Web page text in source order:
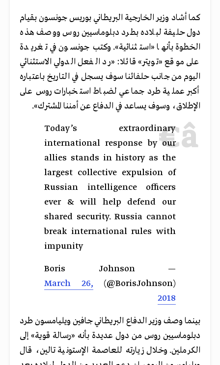
كما أشاد وزير الخارجية البريطاني بوريس جونسون بقيام
دول حليفة لبلاده بطرد دبلوماسيين روس ووصف هذه
الخطوة بأنها «استثنائية». وكتب جونسون في تغريدة
على موقع «تويتر» قائلا: «رد الفعل الدولي الاستثنائي
اليوم من جانب حلفائنا سوف يسجل في التاريخ باعتباره
أكبر عملية طرد جماعي لضباط استخبارات روس على
الإطلاق، وسوف يساعد في الدفاع عن أمننا المشترك».
Today’s extraordinary
international response by our
allies stands in history as the
largest collective expulsion of
Russian intelligence officers
ever & will help defend our
shared security. Russia cannot
break international rules with
impunity
— Boris Johnson
(@BorisJohnson)
March 26,
2018
بينما وصف وزير الدفاع البريطاني جافين ويليامسون طرد
دبلوماسيين روس من دول عديدة بأنه «رسالة قوية» إلى
الكرملين. وخلال زيارته للعاصمة الإستونية تالين، قال